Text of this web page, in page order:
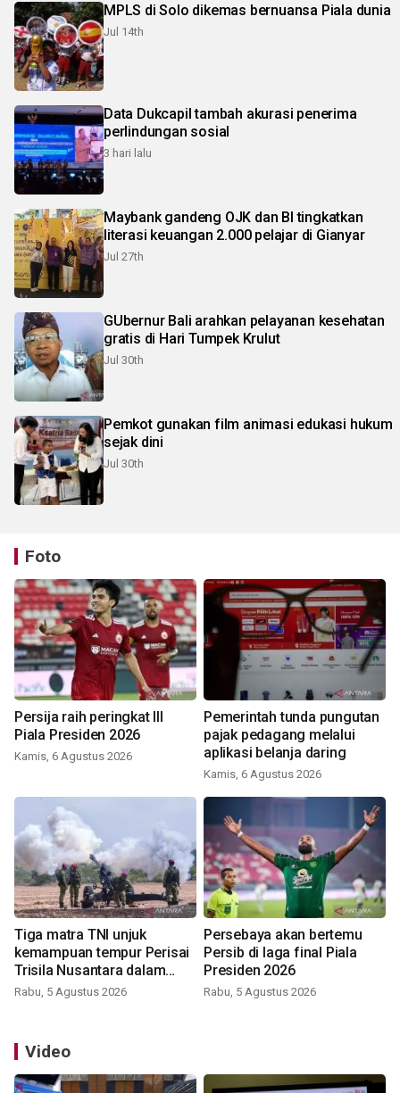
MPLS di Solo dikemas bernuansa Piala dunia
Jul 14th
Data Dukcapil tambah akurasi penerima
perlindungan sosial
3 hari lalu
Maybank gandeng OJK dan BI tingkatkan
literasi keuangan 2.000 pelajar di Gianyar
Jul 27th
GUbernur Bali arahkan pelayanan kesehatan
gratis di Hari Tumpek Krulut
Jul 30th
Pemkot gunakan film animasi edukasi hukum
sejak dini
Jul 30th
Foto
Persija raih peringkat III
Piala Presiden 2026
Kamis, 6 Agustus 2026
Pemerintah tunda pungutan
pajak pedagang melalui
aplikasi belanja daring
Kamis, 6 Agustus 2026
Tiga matra TNI unjuk
kemampuan tempur Perisai
Trisila Nusantara dalam
latihan di Kepri
Rabu, 5 Agustus 2026
Persebaya akan bertemu
Persib di laga final Piala
Presiden 2026
Rabu, 5 Agustus 2026
Video